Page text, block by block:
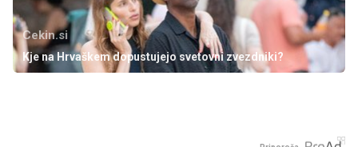
Cekin.si
Kje na Hrvaškem dopustujejo svetovni zvezdniki?